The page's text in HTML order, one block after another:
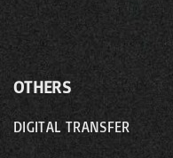
OTHERS
DIGITAL TRANSFER